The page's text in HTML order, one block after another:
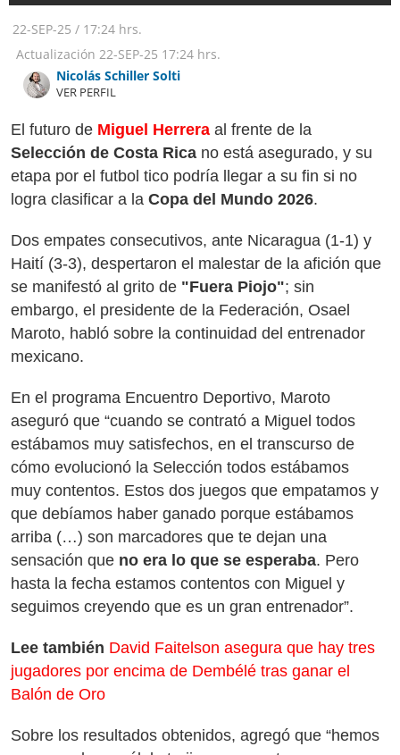
22-SEP-25 / 17:24 hrs.
Actualización 22-SEP-25 17:24 hrs.
Nicolás Schiller Solti
VER PERFIL
El futuro de Miguel Herrera al frente de la
Selección de Costa Rica no está asegurado, y su
etapa por el futbol tico podría llegar a su fin si no
logra clasificar a la Copa del Mundo 2026.
Dos empates consecutivos, ante Nicaragua (1-1) y
Haití (3-3), despertaron el malestar de la afición que
se manifestó al grito de "Fuera Piojo"; sin
embargo, el presidente de la Federación, Osael
Maroto, habló sobre la continuidad del entrenador
mexicano.
En el programa Encuentro Deportivo, Maroto
aseguró que “cuando se contrató a Miguel todos
estábamos muy satisfechos, en el transcurso de
cómo evolucionó la Selección todos estábamos
muy contentos. Estos dos juegos que empatamos y
que debíamos haber ganado porque estábamos
arriba (…) son marcadores que te dejan una
sensación que no era lo que se esperaba. Pero
hasta la fecha estamos contentos con Miguel y
seguimos creyendo que es un gran entrenador”.
Lee también David Faitelson asegura que hay tres
jugadores por encima de Dembélé tras ganar el
Balón de Oro
Sobre los resultados obtenidos, agregó que “hemos